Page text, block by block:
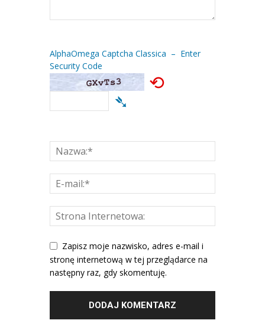
AlphaOmega Captcha Classica – Enter
Security Code
⟲
➴
Zapisz moje nazwisko, adres e-mail i
stronę internetową w tej przeglądarce na
następny raz, gdy skomentuję.